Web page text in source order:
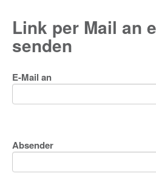
Link per Mail an
senden
E-Mail an
Absender